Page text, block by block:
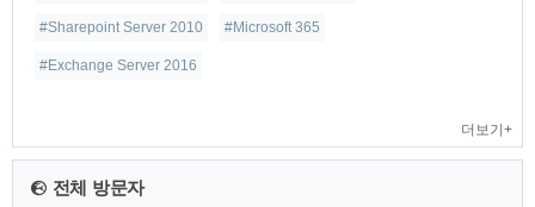
#Sharepoint Server 2010 #Microsoft 365
#Exchange Server 2016
더보기+
전체 방문자